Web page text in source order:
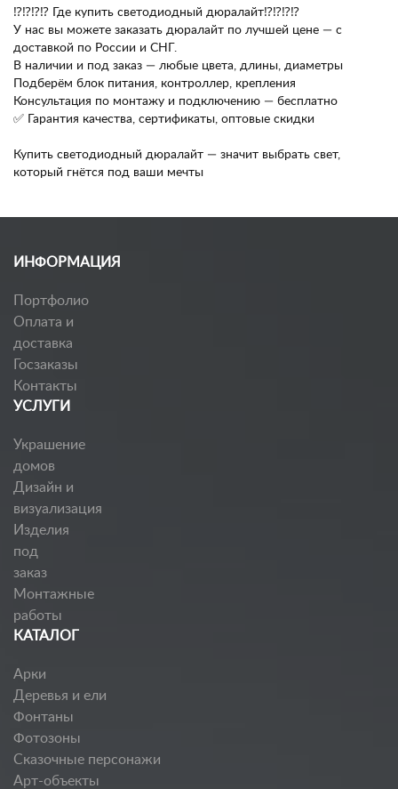
⁉️⁉️⁉️⁉️ Где купить светодиодный дюралайт⁉️⁉️⁉️⁉️
У нас вы можете заказать дюралайт по лучшей цене — с
доставкой по России и СНГ.
В наличии и под заказ — любые цвета, длины, диаметры
Подберём блок питания, контроллер, крепления
Консультация по монтажу и подключению — бесплатно
✅ Гарантия качества, сертификаты, оптовые скидки
Купить светодиодный дюралайт — значит выбрать свет,
который гнётся под ваши мечты
ИНФОРМАЦИЯ
Портфолио
Оплата и
доставка
Госзаказы
Контакты
УСЛУГИ
Украшение
домов
Дизайн и
визуализация
Изделия
под
заказ
Монтажные
работы
КАТАЛОГ
Арки
Деревья и ели
Фонтаны
Фотозоны
Сказочные персонажи
Арт-объекты